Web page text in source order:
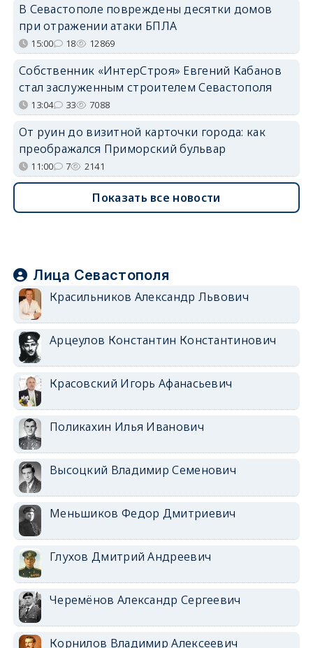
В Севастополе повреждены десятки домов
при отражении атаки БПЛА
15:00 18 12869
Собственник «ИнтерСтроя» Евгений Кабанов
стал заслуженным строителем Севастополя
13:04 33 7088
От руин до визитной карточки города: как
преображался Приморский бульвар
11:00 7 2141
Показать все новости
Лица Севастополя
Красильников Александр Львович
Арцеулов Константин Константинович
Красовский Игорь Афанасьевич
Поликахин Илья Иванович
Высоцкий Владимир Семенович
Меньшиков Федор Дмитриевич
Глухов Дмитрий Андреевич
Черемёнов Александр Сергеевич
Корнилов Владимир Алексеевич